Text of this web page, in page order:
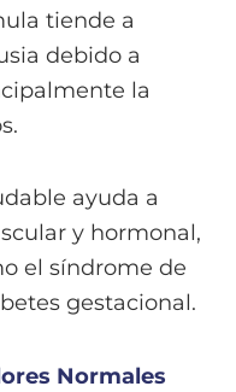
tiende a
debido a
la
ayuda a
y hormonal,
el síndrome de
gestacional.
Normales